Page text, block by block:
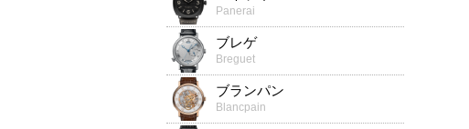
Panerai
ブレゲ
Breguet
ブランパン
Blancpain